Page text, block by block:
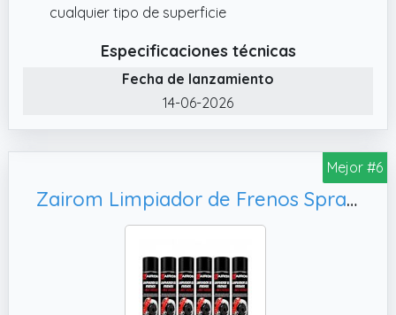
cualquier tipo de superficie
Especificaciones técnicas
Fecha de lanzamiento
14-06-2026
Mejor #6
Zairom Limpiador de Frenos Spray 500 ml Pack 12 Unidades, Desengrasante para Coche y Moto